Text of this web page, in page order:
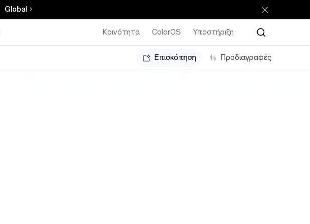
Global
Κοινότητα ColorOS Υποστήριξη
Επισκόπηση Προδιαγραφές